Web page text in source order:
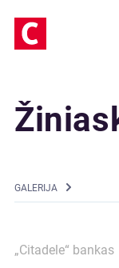
GALERIJA
„Citadele“ bankas